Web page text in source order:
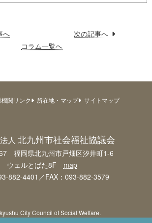
へ
次の記事へ
コラム一覧へ
関リンク 所在地・マップ
サイトマップ
人 北九州市社会福祉協議会
福岡県北九州市戸畑区汐井町1-6
ウェルとばた8F map
882-4401／FAX：093-882-3579
City Council of Social Welfare.